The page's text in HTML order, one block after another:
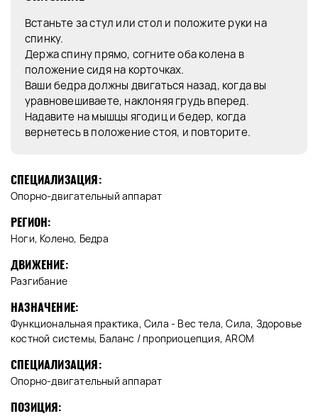
Встаньте за стул или стол и положите руки на
спинку.
Держа спину прямо, согните оба колена в
положение сидя на корточках.
Ваши бедра должны двигаться назад, когда вы
уравновешиваете, наклоняя грудь вперед.
Надавите на мышцы ягодиц и бедер, когда
вернетесь в положение стоя, и повторите.
СПЕЦИАЛИЗАЦИЯ:
Опорно-двигательный аппарат
РЕГИОН:
Ноги, Колено, Бедра
ДВИЖЕНИЕ:
Разгибание
НАЗНАЧЕНИЕ:
Функциональная практика, Сила - Вес тела, Сила, Здоровье
костной системы, Баланс / проприоцепция, AROM
СПЕЦИАЛИЗАЦИЯ:
Опорно-двигательный аппарат
ПОЗИЦИЯ: